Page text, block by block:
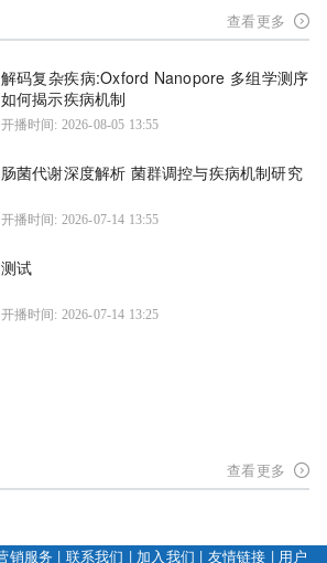
查看更多
解码复杂疾病:Oxford Nanopore 多组学测序
如何揭示疾病机制
开播时间: 2026-08-05 13:55
肠菌代谢深度解析 菌群调控与疾病机制研究
开播时间: 2026-07-14 13:55
测试
开播时间: 2026-07-14 13:25
查看更多
销服务 | 联系我们 | 加入我们 | 友情链接 | 用户